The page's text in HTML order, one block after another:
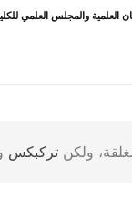
العلمية والمجلس العلمي
ولكنتركبكس